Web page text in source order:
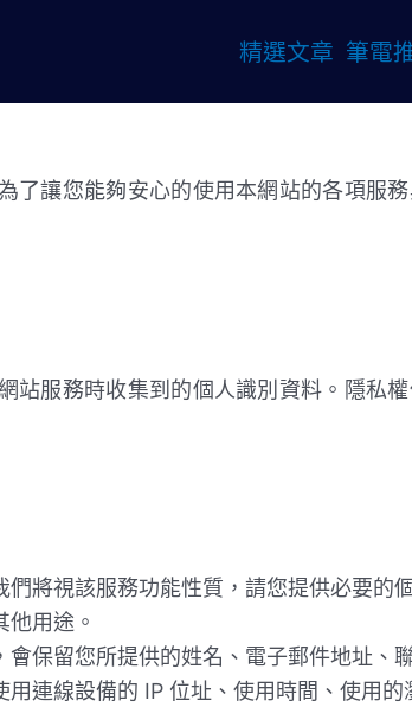
精選文章 筆電
了讓您能夠安心的使用本網站的各項服
站服務時收集到的個人識別資料。隱私
將視該服務功能性質，請您提供必要的
用途。
保留您所提供的姓名、電子郵件地址、
連線設備的 IP 位址、使用時間、使用